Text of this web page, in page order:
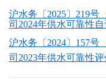
沪水务〔2025〕219号
司2024年供水可靠性
沪水务〔2024〕157号
司2023年供水可靠性